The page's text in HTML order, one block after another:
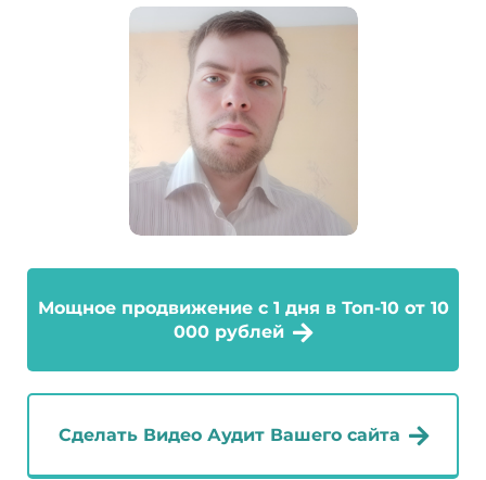
Мощное продвижение с 1 дня в Топ-10 от 10
000 рублей
Сделать Видео Аудит Вашего сайта